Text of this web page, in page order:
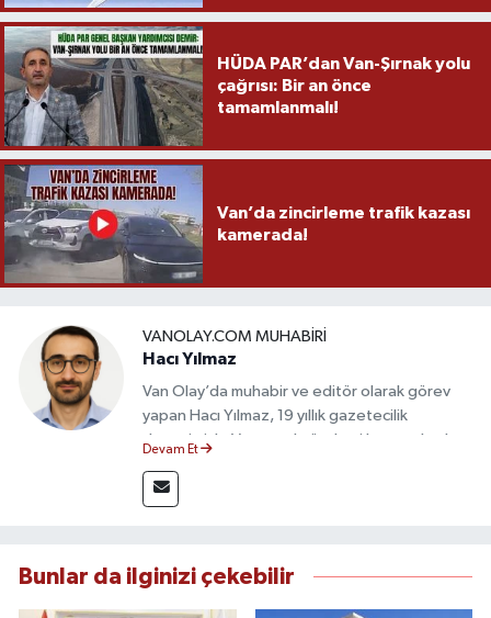
HÜDA PAR’dan Van-Şırnak yolu
çağrısı: Bir an önce
tamamlanmalı!
Van’da zincirleme trafik kazası
kamerada!
VANOLAY.COM MUHABIRI
Hacı Yılmaz
Van Olay’da muhabir ve editör olarak görev
yapan Hacı Yılmaz, 19 yıllık gazetecilik
deneyimiyle Van yerel gündemi başta olmak
takip etmektedir. Editoryal sürece katkı sunan
Yılmaz, tarafsızlık, doğruluk ve etik ilkeler
bilgilendirmektedir.
Devam Et
Bunlar da ilginizi çekebilir